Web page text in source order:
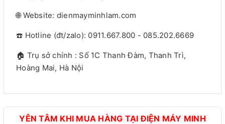
🌐 Website: dienmayminhlam.com
☎️ Hotline (đt/zalo): 0911.667.800 - 085.202.6669
🏠 Trụ sở chính : Số 1C Thanh Đàm, Thanh Trì,
Hoàng Mai, Hà Nội
YÊN TÂM KHI MUA HÀNG TẠI ĐIỆN MÁY MINH